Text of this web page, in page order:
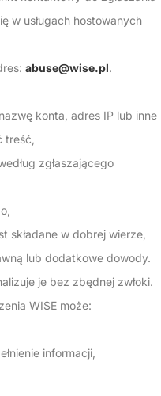
w usługach hostowanych
abuse@wise.pl.
konta, adres IP lub inne
zgłaszającego
składane w dobrej wierze,
lub dodatkowe dowody.
je bez zbędnej zwłoki.
WISE może:
informacji,